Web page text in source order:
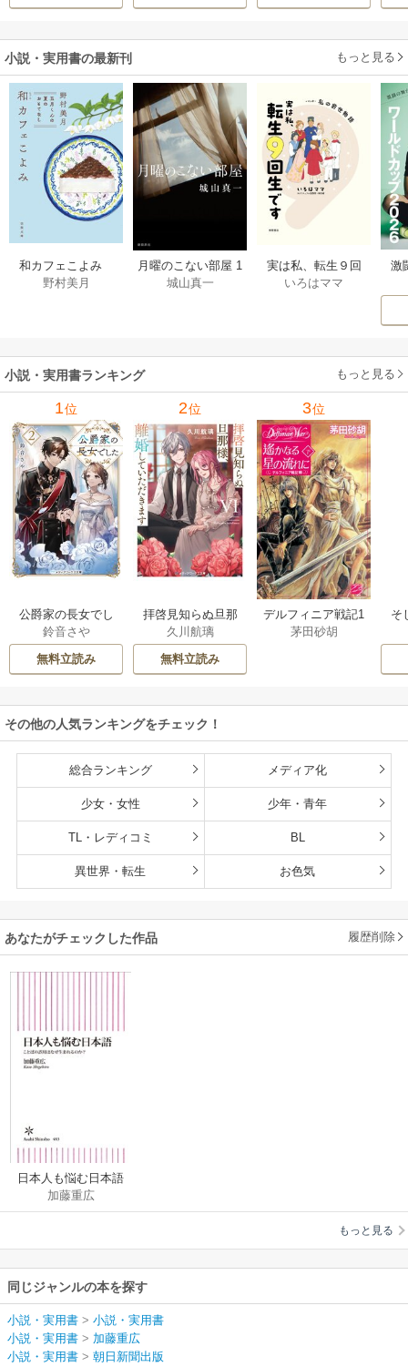
小説・実用書の最新刊 もっと見る
和カフェこよみ
五月くんの夏のお
野村美月
月曜のこない部屋 1
巻
城山真一
実は私、転生９回
生です マンガ
いろはママ
激
小説・実用書ランキング もっと見る
1位
公爵家の長女でし
た
鈴音さや
無料立読み
2位
拝啓見知らぬ旦那
様、離婚していた
だきます
久川航璃
無料立読み
3位
デルフィニア戦記1
茅田砂胡
そ
その他の人気ランキングをチェック！
総合ランキング メディア化
少女・女性 少年・青年
TL・レディコミ BL
異世界・転生 お色気
あなたがチェックした作品 履歴削除
日本人も悩む日本語
加藤重広
もっと見る
同じジャンルの本を探す
小説・実用書 > 小説・実用書
小説・実用書 > 加藤重広
小説・実用書 > 朝日新聞出版